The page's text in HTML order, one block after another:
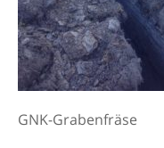
GNK-Grabenfräse